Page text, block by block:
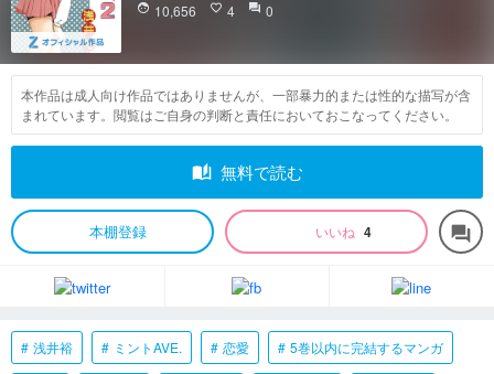
face 10,656 favorite_border 4 question_answer 0
本作品は成人向け作品ではありませんが、一部暴力的または性的な描写が含
まれています。閲覧はご自身の判断と責任においておこなってください。
auto_stories 無料で読む
本棚登録 いいね 4 forum
浅井裕 ミントAVE. 恋愛 5巻以内に完結するマンガ